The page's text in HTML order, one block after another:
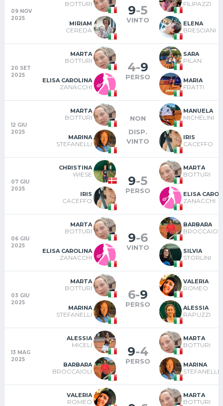
09 NOV
2025
BOTTURI
MIRIAM
CEREDA
9-5
VINTO
FILIPAZZI
ELENA
BRESCIANI
20 SET
2025
MARTA
BOTTURI
ELISA CAROLINA
ZANACCHI
4-9
PERSO
SARA
PILAN
MARIA
FRATTI
12 GIU
2025
MARTA
BOTTURI
MARINA
STEFANELLI
NON
DISP.
VINTO
MANUELA
MICHELINI
IRIS
CACEFFO
07 GIU
2025
CHRISTINA
WIESE
IRIS
CACEFFO
9-5
PERSO
MARTA
BOTTURI
ELISA
ZANACCHI
06 GIU
2025
MARTA
BOTTURI
ELISA CAROLINA
ZANACCHI
9-6
VINTO
BARBARA
BROCCAIOLI
SILVIA
STORLINI
03 GIU
2025
MARTA
BOTTURI
MARINA
STEFANELLI
6-9
PERSO
VALERIA
ROMEO
ALESSIA
RAPUZZI
13 MAG
2025
ALESSIA
MICELI
BARBARA
BROCCAIOLI
9-4
PERSO
MARTA
BOTTURI
MARINA
STEFANELLI
VALERIA
ROMEO
MARTA
BOTTURI